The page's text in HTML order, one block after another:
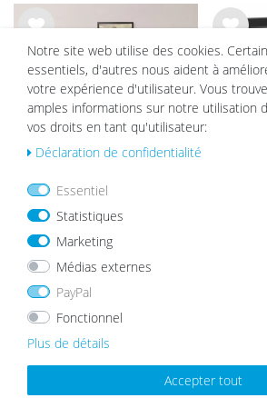
List
e de
sou
hait
s
10x15 à 30x40 cm avec verre
acrylique
149,99 € 139,99 €
List
e de
sou
hait
s
List
e de
hait
hait
s
Notre site web utilise des cookies.
essentiels, d'autres nous aident à
votre expérience d'utilisateur. Vous
amples informations sur notre utilisation
vos droits en tant qu'utilisateur:
Déclaration de confidentialité
Essentiel
Statistiques
Marketing
Médias externes
PayPal
Fonctionnel
Plus de détails
Accepter tout